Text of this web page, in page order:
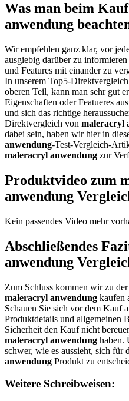
Was man beim
anwendung
Wir empfehlen ganz klar, vor
ausgiebig darüber zu
und Features mit einander zu
In unserem Top5-
oberen Teil, kann man sehr gut
Eigenschaften oder Featueres
und sich das richtige
Direktvergleich von maleracryl
dabei sein, haben wir hier in
anwendung-Test-Vergleich-
maleracryl anwendung zur
Produktvideo zum
anwendung
Kein passendes Video mehr
Abschließendes
anwendung
Zum Schluss kommen wir zu
maleracryl anwendung kaufen
Schauen Sie sich vor dem Kauf
Produktdetails und allgemeinen
Sicherheit den Kauf nicht
maleracryl anwendung haben.
schwer, wie es aussieht, sich für
anwendung Produkt zu
Weitere Schreibweisen: